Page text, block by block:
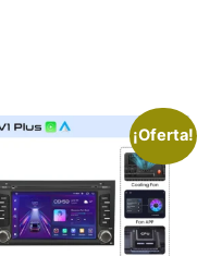
¡Oferta!